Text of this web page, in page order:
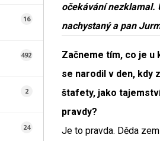
16
492
2
24
očekávání nezklamal.
nachystaný a pan
Začneme tím, co je u
se narodil v den, kdy
štafety, jako
pravdy?
Je to pravda. Děda